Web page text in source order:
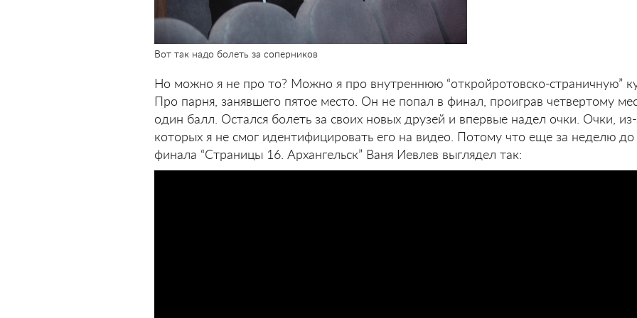
Вот так надо болеть за соперников
Но можно я не про то? Можно я про внутреннюю “откройротовско-страничную”
Про парня, занявшего пятое место. Он не попал в финал, проиграв четвертому
один балл. Остался болеть за своих новых друзей и впервые надел очки. Очки,
которых я не смог идентифицировать его на видео. Потому что еще за неделю до
финала “Страницы 16. Архангельск” Ваня Иевлев выглядел так: